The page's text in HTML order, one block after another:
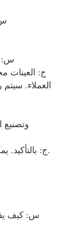
س:
ج: العينات
العملاء.
ج: بالتأكيد. يمكننا مساعدتك في طباعة شعارك أو نقشه.
س: كيف